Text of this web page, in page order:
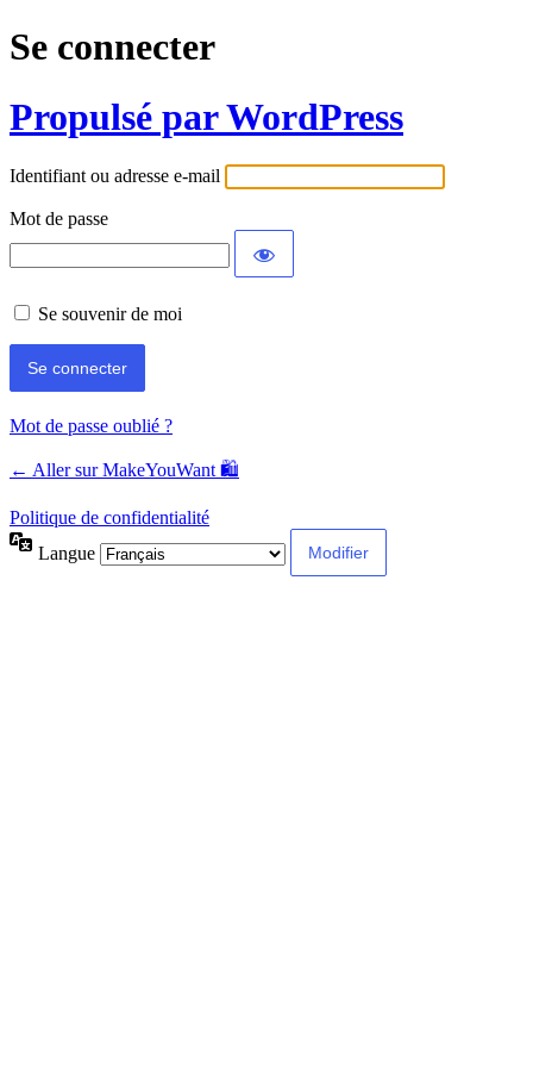
Se connecter
Propulsé par WordPress
Identifiant ou adresse e-mail
Mot de passe
Se souvenir de moi
Mot de passe oublié ?
← Aller sur MakeYouWant 🛍️
Politique de confidentialité
Langue